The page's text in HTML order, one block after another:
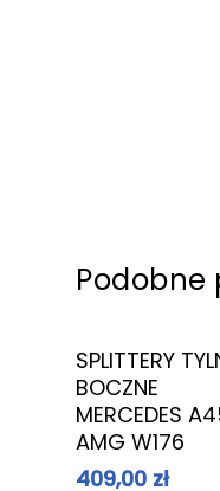
Podobne
Dowiedz Się
Więcej
SPLITTERY
BOCZNE
MERCEDES
AMG W176
409,00 zł